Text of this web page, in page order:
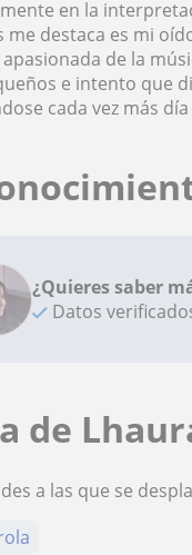
en la
me destaca es mi
apasionada de la
e intento que
cada vez más
¿Quieres saber
Datos
de
a las que se